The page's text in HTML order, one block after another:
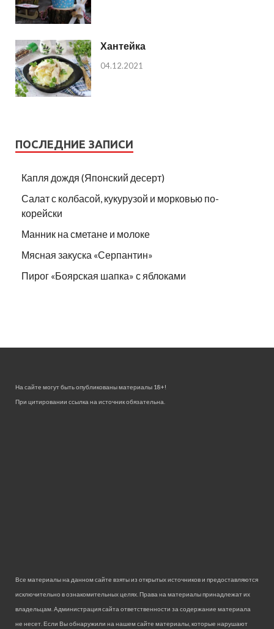
Хантейка
04.12.2021
ПОСЛЕДНИЕ ЗАПИСИ
Капля дождя (Японский десерт)
Салат с колбасой, кукурузой и морковью по-
корейски
Манник на сметане и молоке
Мясная закуска «Серпантин»
Пирог «Боярская шапка» с яблоками
На сайте могут быть опубликованы материалы 18+!
При цитировании ссылка на источник обязательна.
Все материалы на данном сайте взяты из открытых источников и предоставляются
исключительно в ознакомительных целях. Права на материалы принадлежат их
владельцам. Администрация сайта ответственности за содержание материала
не несет. Если Вы обнаружили на нашем сайте материалы, которые нарушают